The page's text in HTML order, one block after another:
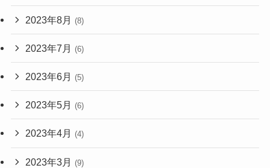
2023年8月 (8)
2023年7月 (6)
2023年6月 (5)
2023年5月 (6)
2023年4月 (4)
2023年3月 (9)